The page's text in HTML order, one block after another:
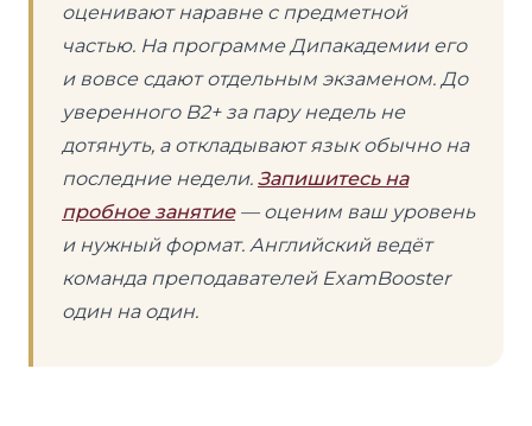
оценивают наравне с предметной
частью. На программе Дипакадемии его
и вовсе сдают отдельным экзаменом. До
уверенного B2+ за пару недель не
дотянуть, а откладывают язык обычно на
последние недели. Запишитесь на
пробное занятие— оценим ваш уровень
и нужный формат. Английский ведёт
команда преподавателей ExamBooster
один на один.